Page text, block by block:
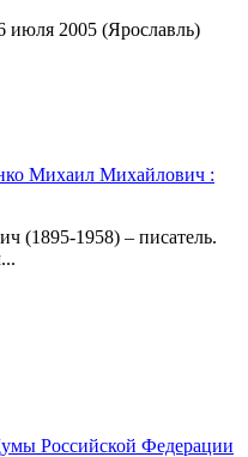
июля 2005 (Ярославль)
Михаил Михайлович :
(1895-1958) – писатель.
Российской Федерации